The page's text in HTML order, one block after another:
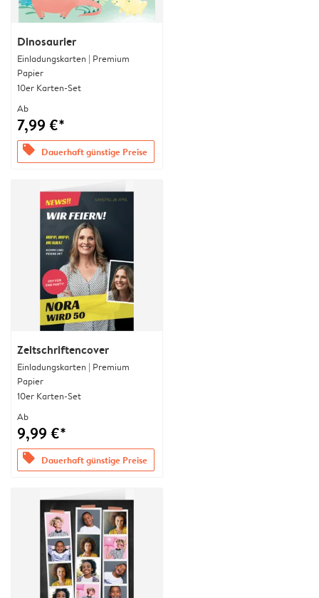
Dinosaurier
Einladungskarten | Premium
Papier
10er Karten-Set
Ab
7,99 €*
offers Dauerhaft günstige Preise
Zeitschriftencover
Einladungskarten | Premium
Papier
10er Karten-Set
Ab
9,99 €*
offers Dauerhaft günstige Preise